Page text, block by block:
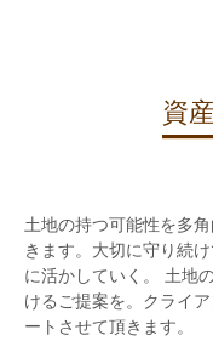
資
土地の持つ可能性を多
きます。大切に守り続
に活かしていく。 土地
けるご提案を。クライ
ートさせて頂きます。